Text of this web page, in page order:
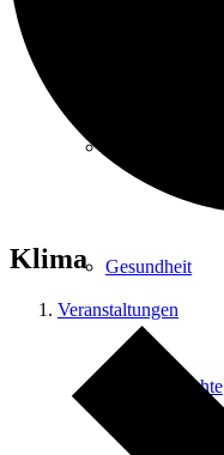
Gesundheit
Stadtgeschichte
Klima
Veranstaltungen